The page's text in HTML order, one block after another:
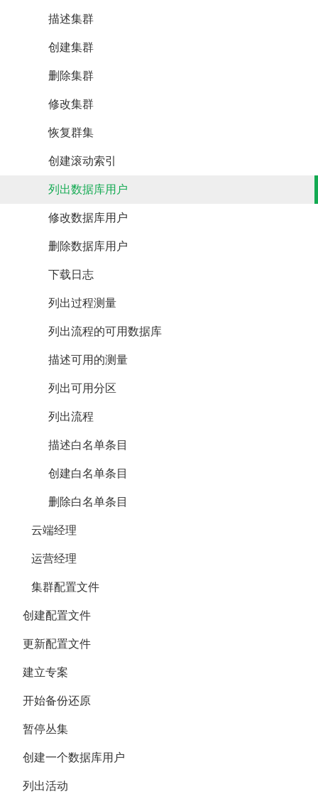
描述集群
创建集群
删除集群
修改集群
恢复群集
创建滚动索引
列出数据库用户
修改数据库用户
删除数据库用户
下载日志
列出过程测量
列出流程的可用数据库
描述可用的测量
列出可用分区
列出流程
描述白名单条目
创建白名单条目
删除白名单条目
云端经理
运营经理
集群配置文件
创建配置文件
更新配置文件
建立专案
开始备份还原
暂停丛集
创建一个数据库用户
列出活动